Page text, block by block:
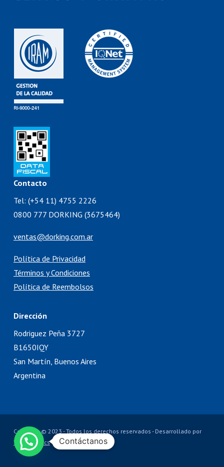
Contacto
Tel: (+54 11) 4755 2226
0800 777 DORKING (3675464)
ventas@dorking.com.ar
Política de Privacidad
Términos y Condiciones
Política de Reembolsos
Dirección
Rodriguez Peña 3727
B1650IQY
San Martín, Buenos Aires
Argentina
Copyright © 2023 - Todos los derechos reservados - Desarrollado por
TechneLogics
Contáctanos